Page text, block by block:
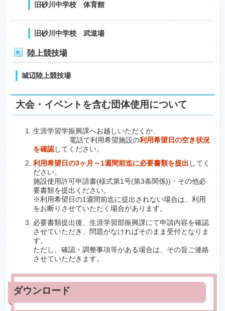
旧砂川中学校 体育館
旧砂川中学校 武道場
陸上競技場
城辺陸上競技場
大会・イベントを含む団体使用について
生涯学習学振興課へお越しいただくか、
電話で利用希望施設の利用希望日の空き状況
を確認してください。
利用希望日の3ヶ月～1週間前迄に必要書類を提出 してく
ださい。
施設使用許可申請書(様式第1号(第3条関係))・その他必
要書類を提出ください。
※利用希望日の1週間前迄に提出されない場合は、利用
をお断りさせていただく場合があります。
必要書類提出後、生涯学習部振興課にて申請内容を確認
させていただき、問題がなければそのまま受付となりま
す。
ただし、確認・調整事項等がある場合は、その旨ご連絡
させていただきます。